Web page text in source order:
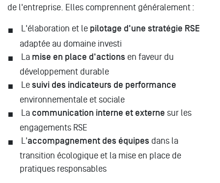
de l'entreprise. Elles comprennent généralement :
L'élaboration et le pilotage d'une stratégie RSE
adaptée au domaine investi
La mise en place d'actions en faveur du
développement durable
Le suivi des indicateurs de performance
environnementale et sociale
La communication interne et externe sur les
engagements RSE
L'accompagnement des équipes dans la
transition écologique et la mise en place de
pratiques responsables